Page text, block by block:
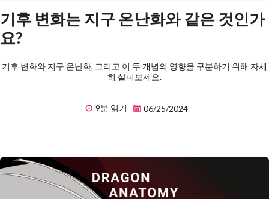
기후 변화는 지구 온난화와 같은 것인가
요?
기후 변화와 지구 온난화, 그리고 이 두 개념의 영향을 구분하기 위해 자세
히 살펴보세요.
9분 읽기 06/25/2024